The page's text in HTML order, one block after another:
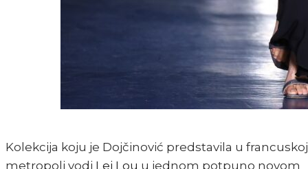
Kolekcija koju je Dojčinović predstavila u francuskoj
metropoli vodi Lei Lou u jednom potpuno novom